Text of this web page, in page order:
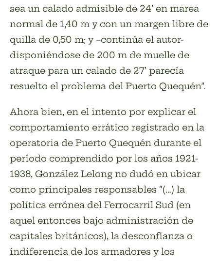
sea un calado admisible de 24’ en marea
normal de 1,40 m y con un margen libre de
quilla de 0,50 m; y –continúa el autor-
disponiéndose de 200 m de muelle de
atraque para un calado de 27’ parecía
resuelto el problema del Puerto Quequén”.
Ahora bien, en el intento por explicar el
comportamiento errático registrado en la
operatoria de Puerto Quequén durante el
período comprendido por los años 1921-
1938, González Lelong no dudó en ubicar
como principales responsables “(…) la
política errónea del Ferrocarril Sud (en
aquel entonces bajo administración de
capitales británicos), la desconfianza o
indiferencia de los armadores y los